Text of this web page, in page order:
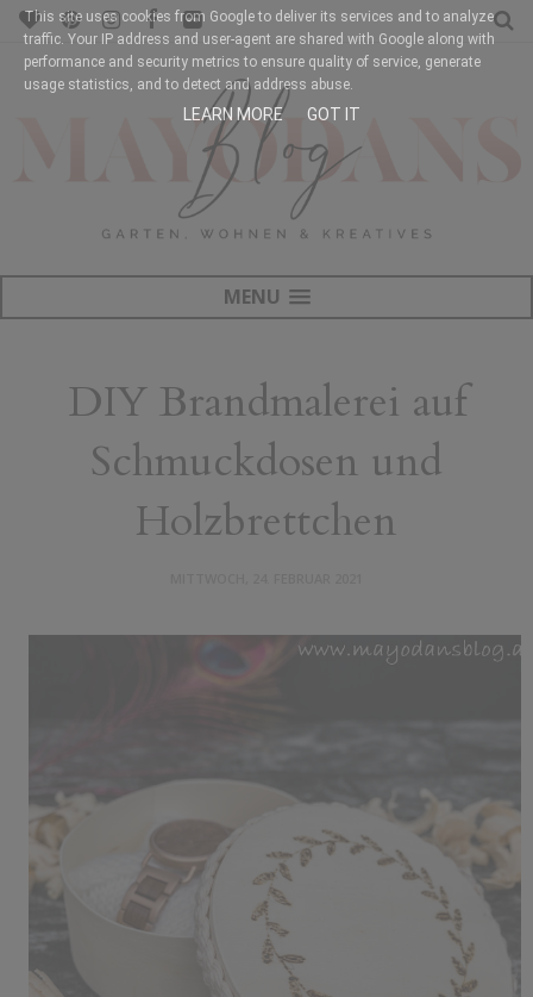
MENU
DIY Brandmalerei auf
Schmuckdosen und
Holzbrettchen
This site uses cookies from Google to deliver its services and to analyze
traffic. Your IP address and user-agent are shared with Google along with
performance and security metrics to ensure quality of service, generate
usage statistics, and to detect and address abuse.
LEARN MORE GOT IT